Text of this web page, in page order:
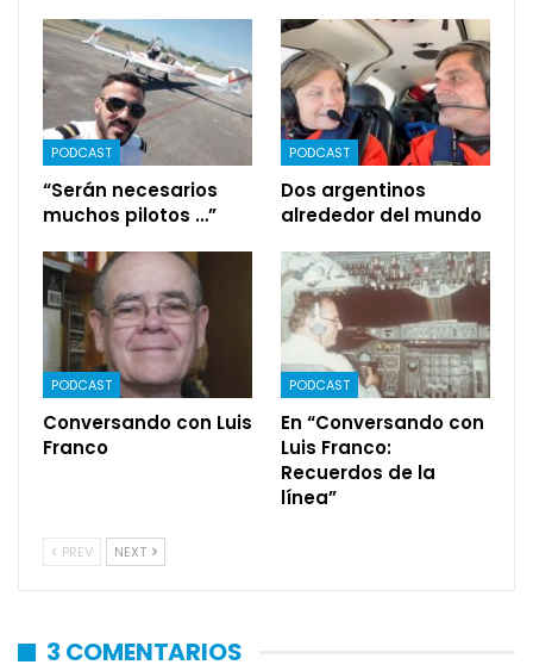
PODCAST
“Serán necesarios
muchos pilotos …”
PODCAST
Dos argentinos
alrededor del mundo
PODCAST
Conversando con Luis
Franco
PODCAST
En “Conversando con
Luis Franco:
Recuerdos de la
línea”
PREV NEXT
3 COMENTARIOS